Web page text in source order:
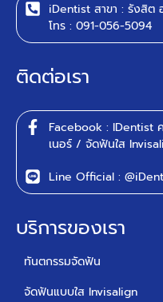
iDentist สาขา : รังสิต
โทร : 091-056-5094
ติดต่อเรา
Facebook : IDentist
เนอร์ / จัดฟันใส
Line Official :
บริการของเรา
ทันตกรรมจัดฟัน
จัดฟันแบบใส Invisalign